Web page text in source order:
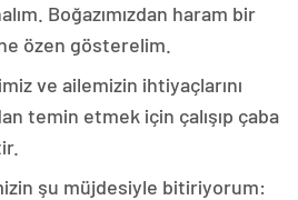
Boğazımızdan haram bir
özen gösterelim.
ve ailemizin ihtiyaçlarını
temin etmek için çalışıp çaba
şu müjdesiyle bitiriyorum: